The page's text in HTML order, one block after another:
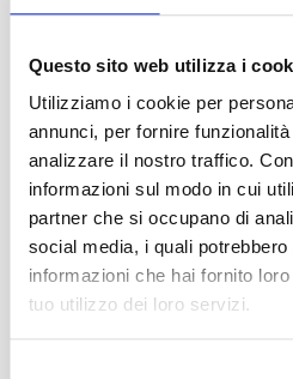
Questo sito web utilizza i
Utilizziamo i cookie per
annunci, per fornire
analizzare il nostro traffico.
informazioni sul modo in cui
partner che si occupano di
social media, i quali
informazioni che hai fornito
tuo utilizzo dei loro servizi.